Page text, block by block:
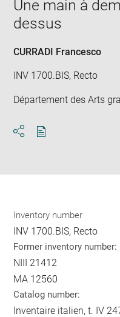
Une main à
dessus
CURRADI Francesco
INV 1700.BIS, Recto
Département des Arts
Inventory number
INV 1700.BIS, Recto
Former inventory number:
NIII 21412
MA 12560
Catalog number:
Inventaire italien, t. IV